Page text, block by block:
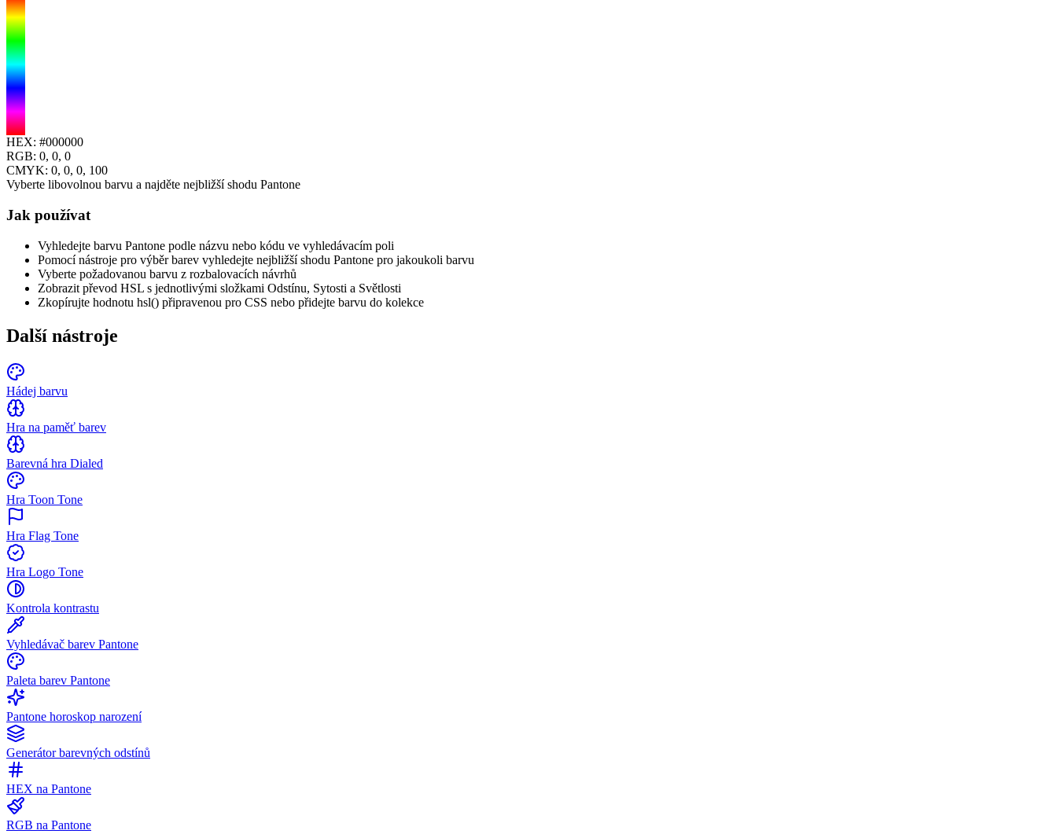
HEX: #000000
RGB: 0, 0, 0
CMYK: 0, 0, 0, 100
Vyberte libovolnou barvu a najděte nejbližší shodu Pantone
Jak používat
Vyhledejte barvu Pantone podle názvu nebo kódu ve vyhledávacím poli
Pomocí nástroje pro výběr barev vyhledejte nejbližší shodu Pantone pro jakoukoli barvu
Vyberte požadovanou barvu z rozbalovacích návrhů
Zobrazit převod HSL s jednotlivými složkami Odstínu, Sytosti a Světlosti
Zkopírujte hodnotu hsl() připravenou pro CSS nebo přidejte barvu do kolekce
Další nástroje
Hádej barvu
Hra na paměť barev
Barevná hra Dialed
Hra Toon Tone
Hra Flag Tone
Hra Logo Tone
Kontrola kontrastu
Vyhledávač barev Pantone
Paleta barev Pantone
Pantone horoskop narození
Generátor barevných odstínů
HEX na Pantone
RGB na Pantone